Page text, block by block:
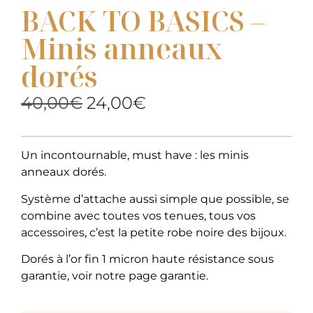
BACK TO BASICS –
Minis anneaux
dorés
40,00€ 24,00€
Un incontournable, must have : les minis
anneaux dorés.
Système d’attache aussi simple que possible, se
combine avec toutes vos tenues, tous vos
accessoires, c’est la petite robe noire des bijoux.
Dorés à l’or fin 1 micron haute résistance sous
garantie, voir notre page garantie.